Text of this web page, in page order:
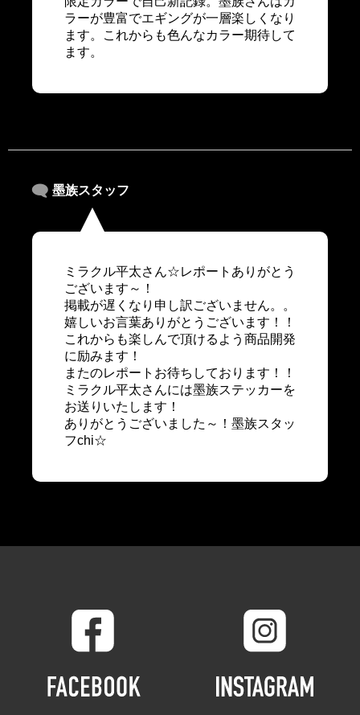
ラーが豊富でエギングが一層楽しくなり
ます。これからも色んなカラー期待して
ます。
墨族スタッフ
ミラクル平太さん☆レポートありがとう
ございます～！
掲載が遅くなり申し訳ございません。。
嬉しいお言葉ありがとうございます！！
これからも楽しんで頂けるよう商品開発
に励みます！
またのレポートお待ちしております！！
ミラクル平太さんには墨族ステッカーを
お送りいたします！
ありがとうございました～！墨族スタッ
フchi☆